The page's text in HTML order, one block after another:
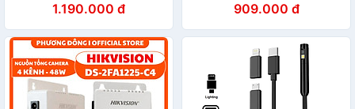
1.190.000 đ
Hình 4.3 Inch 1080P Camera
8 LED Đường Kính 8mm.
P40 8mm Industrial
Endoscope Camera 4.3''
LCD Screen HD 1080P
Inspection Handhold
Borescope 8 LEDs IP67 For
909.000 đ